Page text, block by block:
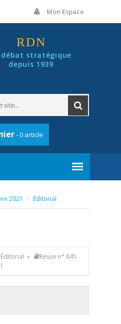
Mon Espace
RDN
débat stratégique
depuis 1939
- 0 article
2021
Éditorial
Éditorial »
Revue n° 845